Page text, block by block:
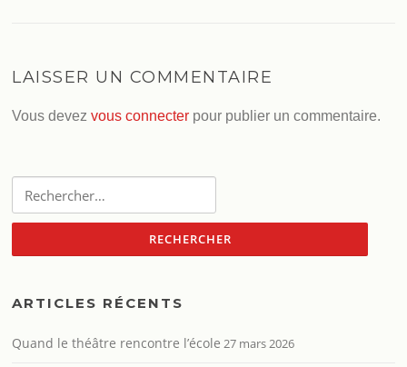
LAISSER UN COMMENTAIRE
Vous devezvous connecter pour publier un commentaire.
ARTICLES RÉCENTS
Quand le théâtre rencontre l’école 27 mars 2026